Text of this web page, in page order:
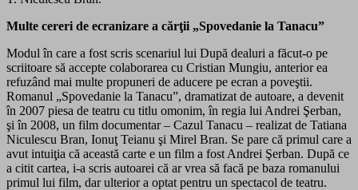
Multe cereri de ecranizare a cărţii „Spovedanie la Tanacu”
Modul în care a fost scris scenariul lui După dealuri a făcut-o pe
scriitoare să accepte colaborarea cu Cristian Mungiu, anterior ea
refuzând mai multe propuneri de aducere pe ecran a poveştii.
Romanul „Spovedanie la Tanacu”, dramatizat de autoare, a devenit
în 2007 piesa de teatru cu titlu omonim, în regia lui Andrei Şerban,
şi în 2008, un film documentar – Cazul Tanacu – realizat de Tatiana
Niculescu Bran, Ionuţ Teianu şi Mirel Bran. Se pare că primul care a
avut intuiţia că această carte e un film a fost Andrei Şerban. După ce
a citit cartea, i-a scris autoarei că ar vrea să facă pe baza romanului
primul lui film, dar ulterior a optat pentru un spectacol de teatru.